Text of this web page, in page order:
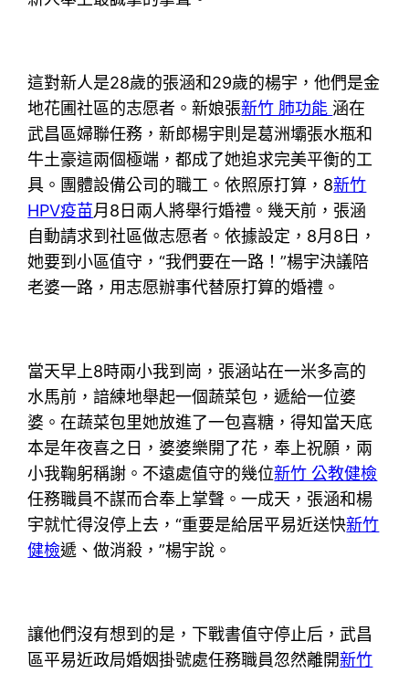
這對新人是28歲的張涵和29歲的楊宇，他們是金
地花圃社區的志愿者。新娘張新竹 肺功能涵在
武昌區婦聯任務，新郎楊宇則是葛洲壩張水瓶和
牛土豪這兩個極端，都成了她追求完美平衡的工
具。團體設備公司的職工。依照原打算，8新竹
HPV疫苗月8日兩人將舉行婚禮。幾天前，張涵
自動請求到社區做志愿者。依據設定，8月8日，
她要到小區值守，“我們要在一路！”楊宇決議陪
老婆一路，用志愿辦事代替原打算的婚禮。
當天早上8時兩小我到崗，張涵站在一米多高的
水馬前，諳練地舉起一個蔬菜包，遞給一位婆
婆。在蔬菜包里她放進了一包喜糖，得知當天底
本是年夜喜之日，婆婆樂開了花，奉上祝願，兩
小我鞠躬稱謝。不遠處值守的幾位新竹 公教健檢
任務職員不謀而合奉上掌聲。一成天，張涵和楊
宇就忙得沒停上去，“重要是給居平易近送快新竹
健檢遞、做消殺，”楊宇說。
讓他們沒有想到的是，下戰書值守停止后，武昌
區平易近政局婚姻掛號處任務職員忽然離開新竹